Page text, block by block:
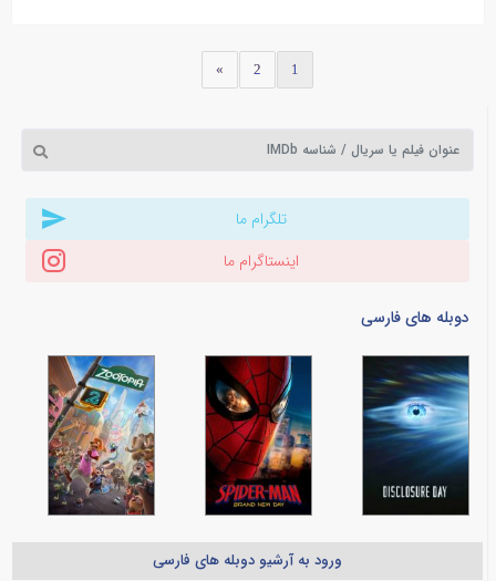
1
2
»
تلگرام ما
اینستاگرام ما
دوبله های فارسی
ورود به آرشیو دوبله های فارسی